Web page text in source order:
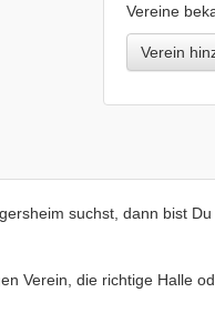
Vereine
Verein
suchst, dann bist
Verein, die richtige Halle